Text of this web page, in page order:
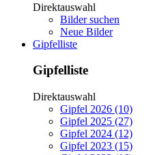
Direktauswahl
Bilder suchen
Neue Bilder
Gipfelliste
Gipfelliste
Direktauswahl
Gipfel 2026 (10)
Gipfel 2025 (27)
Gipfel 2024 (12)
Gipfel 2023 (15)